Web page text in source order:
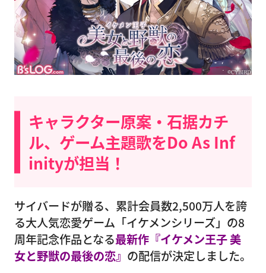
キャラクター原案・石据カチ
ル、ゲーム主題歌をDo As Inf
inityが担当！
サイバードが贈る、累計会員数2,500万人を誇
る大人気恋愛ゲーム「イケメンシリーズ」の8
周年記念作品となる最新作『イケメン王子 美
女と野獣の最後の恋』 の配信が決定しました。